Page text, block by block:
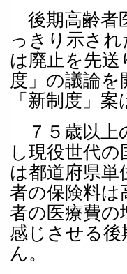
後期高齢者
っきり示さ
は廃止を先送
度」の議論
「新制度」
７５歳以上
し現役世代
は都道府県
者の保険料は
者の医療費の
感じさせる
ん。